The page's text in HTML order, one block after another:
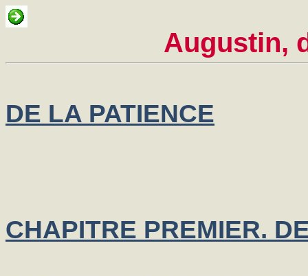
Augustin,
DE LA PATIENCE
CHAPITRE PREMIER.